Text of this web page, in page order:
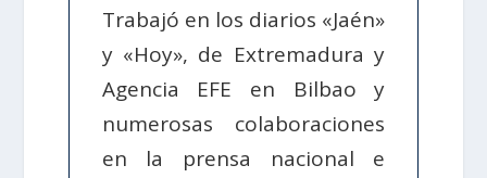
Trabajó en los diarios «Jaén»
y «Hoy», de Extremadura y
Agencia EFE en Bilbao y
numerosas colaboraciones
en la prensa nacional e